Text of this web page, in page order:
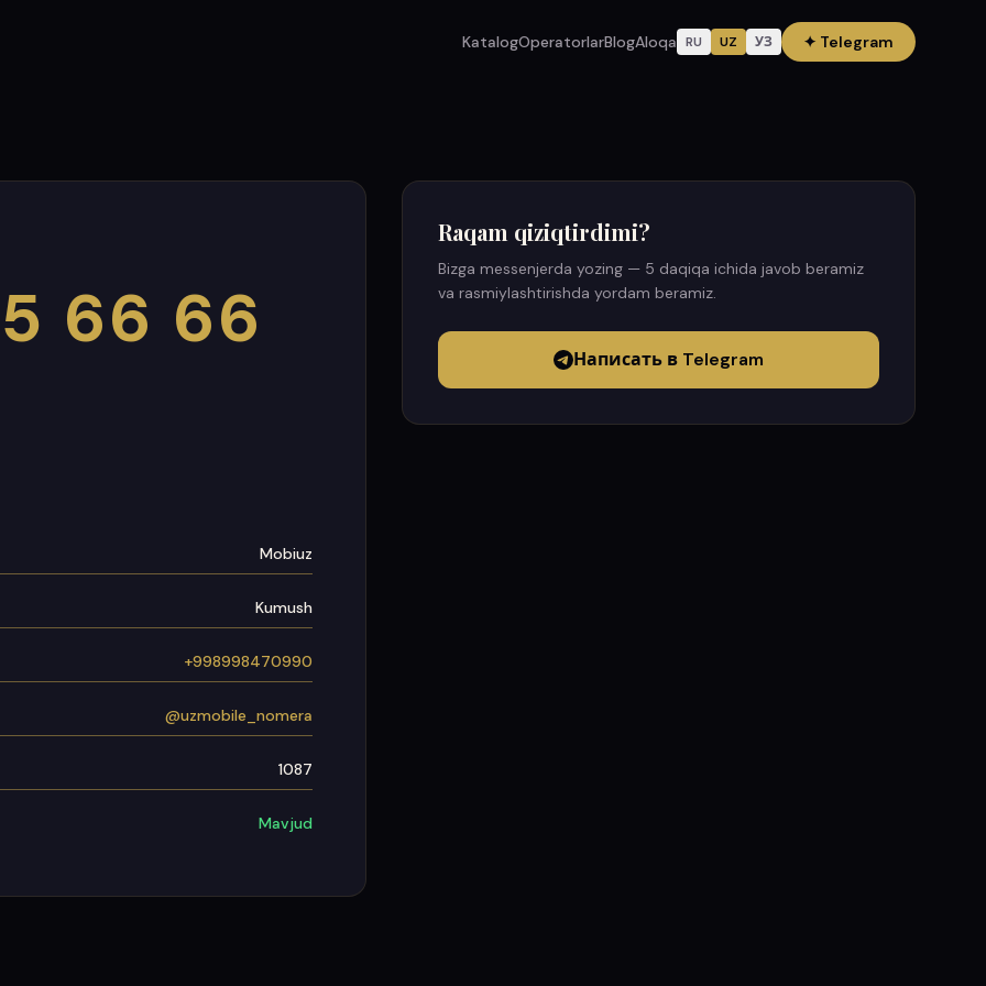
KatalogOperatorlarBlogAloqa RU UZ УЗ ✦ Telegram
66 66
Mobiuz
Kumush
+998998470990
@uzmobile_nomera
1087
Mavjud
Raqam qiziqtirdimi?
Bizga messenjerda yozing — 5 daqiqa ichida javob beramiz
va rasmiylashtirishda yordam beramiz.
Написать в Telegram